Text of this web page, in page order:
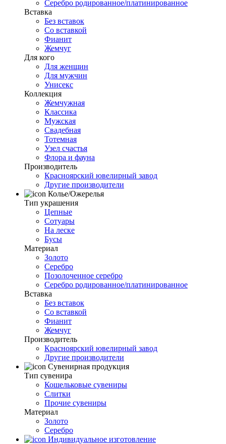
Серебро родированное/платинированное
Вставка
Без вставок
Со вставкой
Фианит
Жемчуг
Для кого
Для женщин
Для мужчин
Унисекс
Коллекция
Жемчужная
Классика
Мужская
Свадебная
Тотемная
Узел счастья
Флора и фауна
Производитель
Красноярский ювелирный завод
Другие производители
Колье/Ожерелья
Тип украшения
Цепные
Сотуары
На леске
Бусы
Материал
Золото
Серебро
Позолоченное серебро
Серебро родированное/платинированное
Вставка
Без вставок
Со вставкой
Фианит
Жемчуг
Производитель
Красноярский ювелирный завод
Другие производители
Сувенирная продукция
Тип сувенира
Кошельковые сувениры
Слитки
Прочие сувениры
Материал
Золото
Серебро
Индивидуальное изготовление